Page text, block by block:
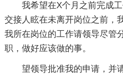
我希望在X个月之前完成
交接人眩在未离开岗位之前，
我所在岗位的工作请领导尽管
职，做好应该做的事。
望领导批准我的申请，并